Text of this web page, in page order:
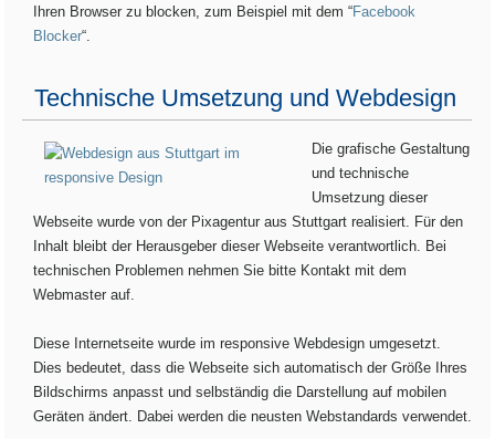
Ihren Browser zu blocken, zum Beispiel mit dem “Facebook
Blocker“.
Technische Umsetzung und Webdesign
Die grafische Gestaltung
und technische
Umsetzung dieser
Webseite wurde von der Pixagentur aus Stuttgart realisiert. Für den
Inhalt bleibt der Herausgeber dieser Webseite verantwortlich. Bei
technischen Problemen nehmen Sie bitte Kontakt mit dem
Webmaster auf.
Diese Internetseite wurde im responsive Webdesign umgesetzt.
Dies bedeutet, dass die Webseite sich automatisch der Größe Ihres
Bildschirms anpasst und selbständig die Darstellung auf mobilen
Geräten ändert. Dabei werden die neusten Webstandards verwendet.